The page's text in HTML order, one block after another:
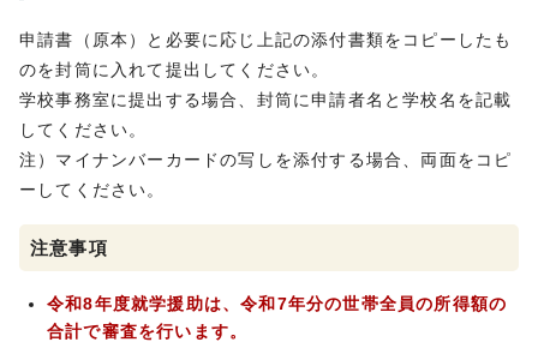
申請書（原本）と必要に応じ上記の添付書類をコピーしたも
のを封筒に入れて提出してください。
学校事務室に提出する場合、封筒に申請者名と学校名を記載
してください。
注）マイナンバーカードの写しを添付する場合、両面をコピ
ーしてください。
注意事項
令和8年度就学援助は、令和7年分の世帯全員の所得額の
合計で審査を行います。